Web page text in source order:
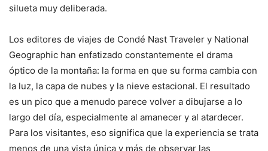
silueta muy deliberada.
Los editores de viajes de Condé Nast Traveler y National
Geographic han enfatizado constantemente el drama
óptico de la montaña: la forma en que su forma cambia con
la luz, la capa de nubes y la nieve estacional. El resultado
es un pico que a menudo parece volver a dibujarse a lo
largo del día, especialmente al amanecer y al atardecer.
Para los visitantes, eso significa que la experiencia se trata
menos de una vista única y más de observar las